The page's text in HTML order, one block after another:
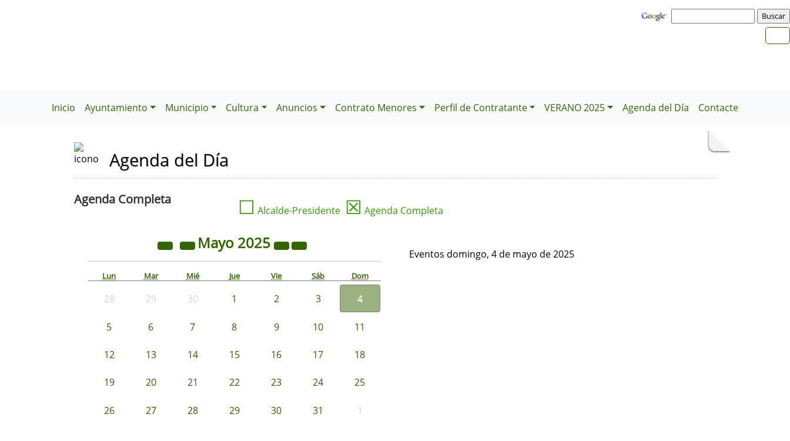
Inicio Ayuntamiento Municipio Cultura Anuncios Contrato Menores Perfil de Contratante VERANO 2025 Agenda del Día Contacte
Agenda del Día
Agenda Completa ☐ Alcalde-Presidente ☒ Agenda Completa
Mayo 2025
Lun Mar Mié Jue Vie Sáb Dom
28 29 30 1 2 3 4
5 6 7 8 9 10 11
12 13 14 15 16 17 18
19 20 21 22 23 24 25
26 27 28 29 30 31 1
Eventos domingo, 4 de mayo de 2025